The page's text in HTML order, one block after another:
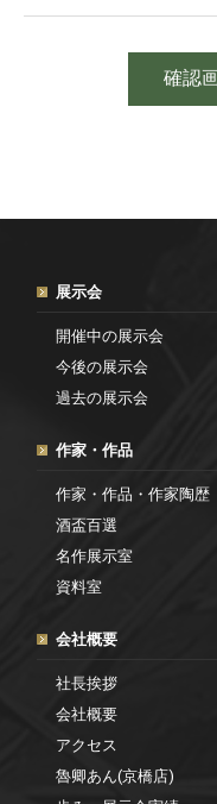
展示会
開催中の展示会
今後の展示会
過去の展示会
作家・作品
作家・作品・作家陶歴
酒盃百選
名作展示室
資料室
会社概要
社長挨拶
会社概要
アクセス
魯卿あん(京橋店)